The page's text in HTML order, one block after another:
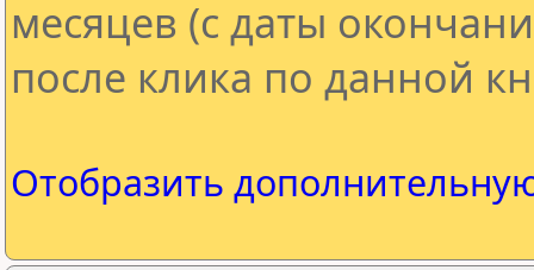
месяцев (с даты
после клика по данной
Отобразить